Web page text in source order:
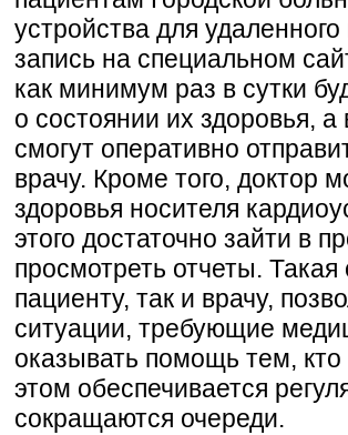
устройства для
запись на специальном
как минимум раз в сутки
о состоянии их здоровья,
смогут оперативно
врачу. Кроме того, доктор
здоровья носителя
этого достаточно зайти в
просмотреть отчеты.
пациенту, так и врачу,
ситуации, требующие
оказывать помощь тем,
этом обеспечивается
сокращаются очереди.